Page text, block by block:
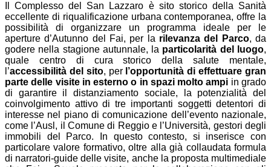
Il Complesso del San Lazzaro è sito storico della Sanità
eccellente di riqualificazione urbana contemporanea, offre la
possibilità di organizzare un programma ideale per le
aperture d’Autunno del Fai, per la rilevanza del Parco, da
godere nella stagione autunnale, la particolarità del luogo,
quale centro di cura storico della salute mentale,
l’accessibilità del sito, per l’opportunità di effettuare gran
parte delle visite in esterno o in spazi molto ampi in grado
di garantire il distanziamento sociale, la potenzialità del
coinvolgimento attivo di tre importanti soggetti detentori di
interesse nel piano di comunicazione dell’evento nazionale,
come l’Ausl, il Comune di Reggio e l’Università, gestori degli
immobili del Parco. In questo contesto, si inserisce con
particolare valore formativo, oltre alla già collaudata formula
di narratori-guide delle visite, anche la proposta multimediale